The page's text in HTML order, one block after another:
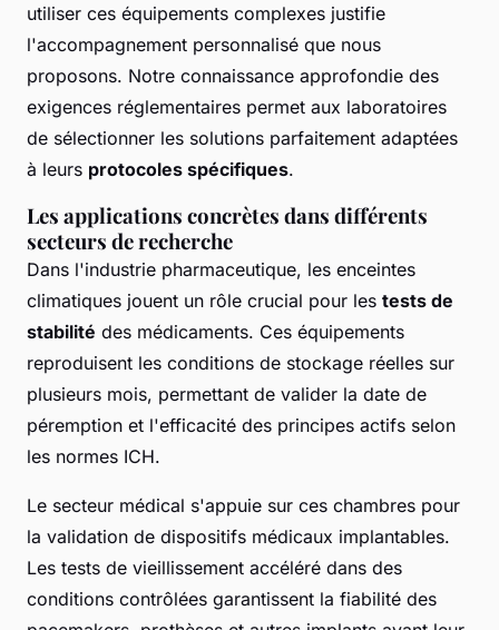
utiliser ces équipements complexes justifie
l'accompagnement personnalisé que nous
proposons. Notre connaissance approfondie des
exigences réglementaires permet aux laboratoires
de sélectionner les solutions parfaitement adaptées
à leurs protocoles spécifiques.
Les applications concrètes dans différents
secteurs de recherche
Dans l'industrie pharmaceutique, les enceintes
climatiques jouent un rôle crucial pour les tests de
stabilité des médicaments. Ces équipements
reproduisent les conditions de stockage réelles sur
plusieurs mois, permettant de valider la date de
péremption et l'efficacité des principes actifs selon
les normes ICH.
Le secteur médical s'appuie sur ces chambres pour
la validation de dispositifs médicaux implantables.
Les tests de vieillissement accéléré dans des
conditions contrôlées garantissent la fiabilité des